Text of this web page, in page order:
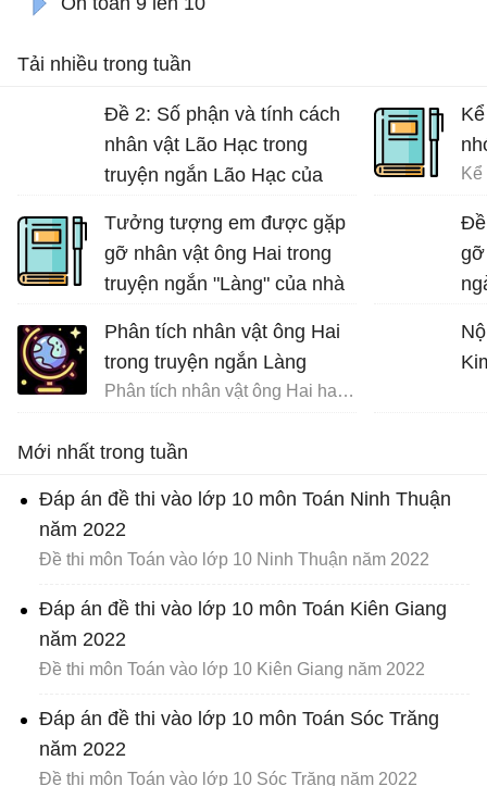
Tải nhiều trong tuần
Đề 2: Số phận và tính cách
nhân vật Lão Hạc trong
truyện ngắn Lão Hạc của
Tưởng tượng em được gặp
gỡ nhân vật ông Hai trong
truyện ngắn "Làng" của nhà
cùng ông về những ngày
tháng đi tản cư
Phân tích nhân vật ông Hai
trong truyện ngắn Làng
Phân tích nhân vật ông Hai hay nhất
Đề
gỡ
Mới nhất trong tuần
Đáp án đề thi vào lớp 10 môn Toán Ninh Thuận
năm 2022
Đề thi môn Toán vào lớp 10 Ninh Thuận năm 2022
Đáp án đề thi vào lớp 10 môn Toán Kiên Giang
năm 2022
Đề thi môn Toán vào lớp 10 Kiên Giang năm 2022
Đáp án đề thi vào lớp 10 môn Toán Sóc Trăng
năm 2022
Đề thi môn Toán vào lớp 10 Sóc Trăng năm 2022